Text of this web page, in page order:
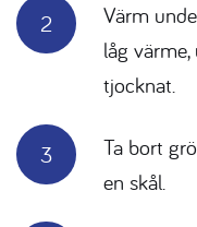
Värm
låg
tjocknat.
Ta bort
en skål.